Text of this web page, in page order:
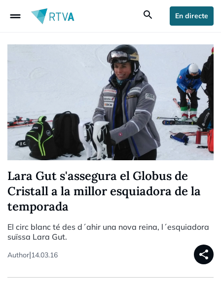
drag_handle search En directe
Lara Gut s'assegura el Globus de
Cristall a la millor esquiadora de la
temporada
El circ blanc té des d´ahir una nova reina, l´esquiadora
suïssa Lara Gut.
Author|14.03.16 share